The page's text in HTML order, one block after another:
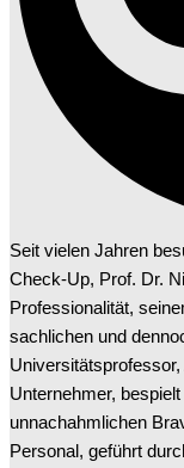
Seit vielen Jahren
Check-Up, Prof. Dr.
Professionalität,
sachlichen und
Unternehmer,
unnachahmlichen
Personal, geführt